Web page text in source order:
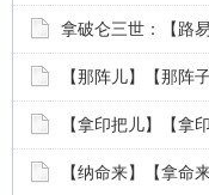
拿破仑三世：【路
【那阵儿】【那阵
【拿印把儿】【拿
【纳命来】【拿命来